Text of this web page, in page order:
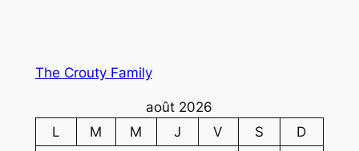
The Crouty Family
août 2026
L
M M J V S
D